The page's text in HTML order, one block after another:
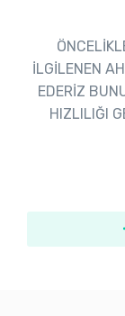
İLGİLENEN
EDERİZ
HIZLILIĞI